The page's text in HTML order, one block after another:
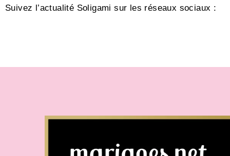
Suivez l’actualité Soligami sur les réseaux sociaux :